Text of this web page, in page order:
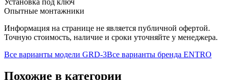
Установка под ключ
Опытные монтажники
Информация на странице не является публичной офертой.
Точную стоимость, наличие и сроки уточняйте у менеджера.
Все варианты модели GRD-3Все варианты бренда ENTRO
Похожие в категории